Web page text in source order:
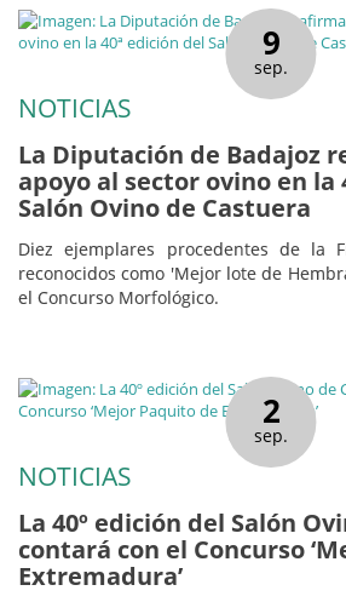
9
sep.
NOTICIAS
La Diputación de Badajoz
apoyo al sector ovino en la
Salón Ovino de Castuera
Diez ejemplares procedentes de la
reconocidos como 'Mejor lote de
el Concurso Morfológico.
2
sep.
NOTICIAS
La 40º edición del Salón
contará con el Concurso
Extremadura’